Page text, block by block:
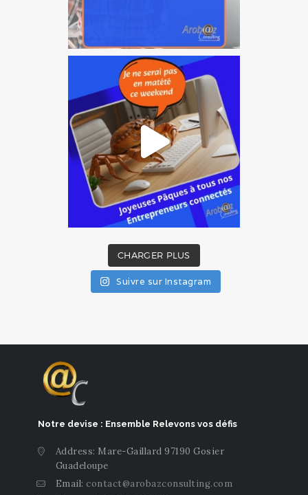
CHARGER PLUS
Suivre sur Instagram
Notre devise : Ensemble Relevons vos défis
Address: Mare-Gaillard 97190 Gosier
Guadeloupe
Email: contact@arobazconsulting.com